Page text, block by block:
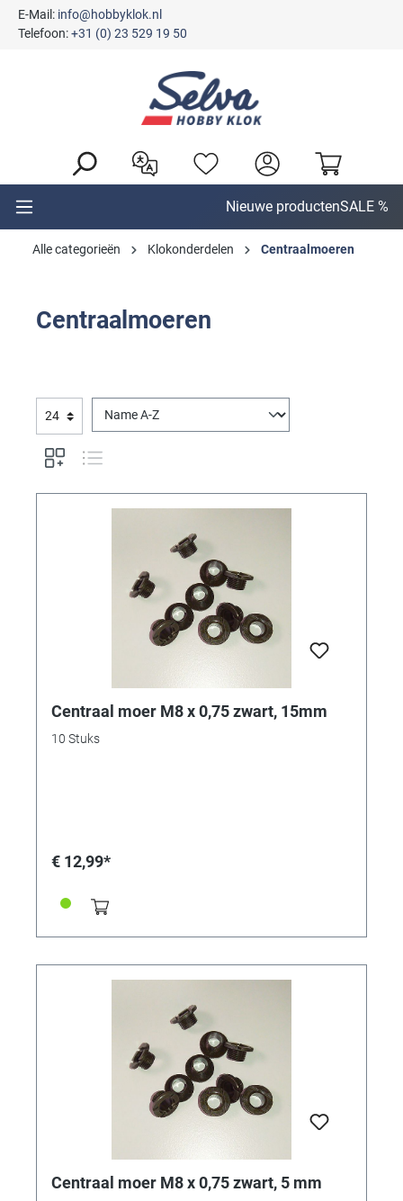
E-Mail: info@hobbyklok.nl
Telefoon:+31 (0) 23 529 19 50
Nieuwe productenSALE %
Alle categorieën Klokonderdelen Centraalmoeren
Centraalmoeren
Centraal moer M8 x 0,75 zwart, 15mm
10 Stuks
€ 12,99*
Centraal moer M8 x 0,75 zwart, 5 mm